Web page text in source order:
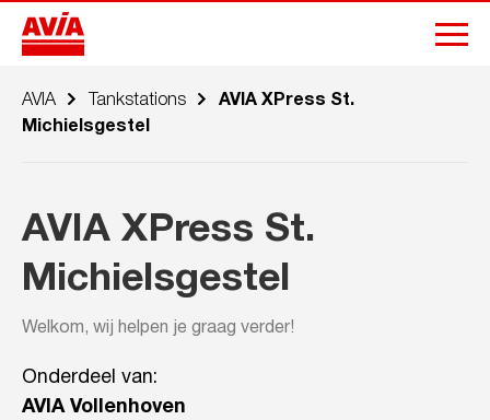
AVIA Tankstations
AVIA XPress St.
Michielsgestel
AVIA XPress St.
Michielsgestel
Welkom, wij helpen je graag verder!
Onderdeel van:
AVIA Vollenhoven